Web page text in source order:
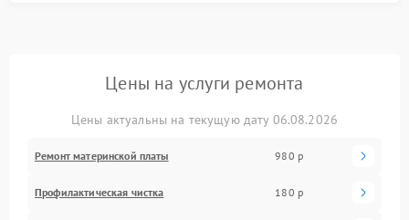
Цены на услуги ремонта
Цены актуальны на текущую дату 06.08.2026
Ремонт материнской платы 980 р
Профилактическая чистка 180 р